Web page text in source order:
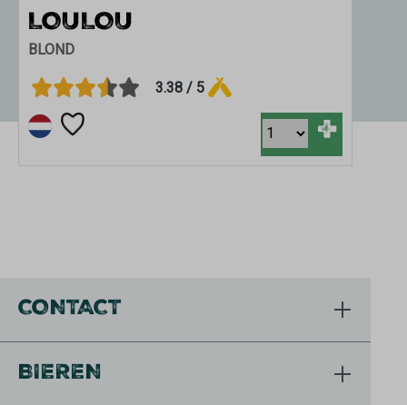
LOULOU
BLOND
3.38 / 5
+
CONTACT
BIEREN